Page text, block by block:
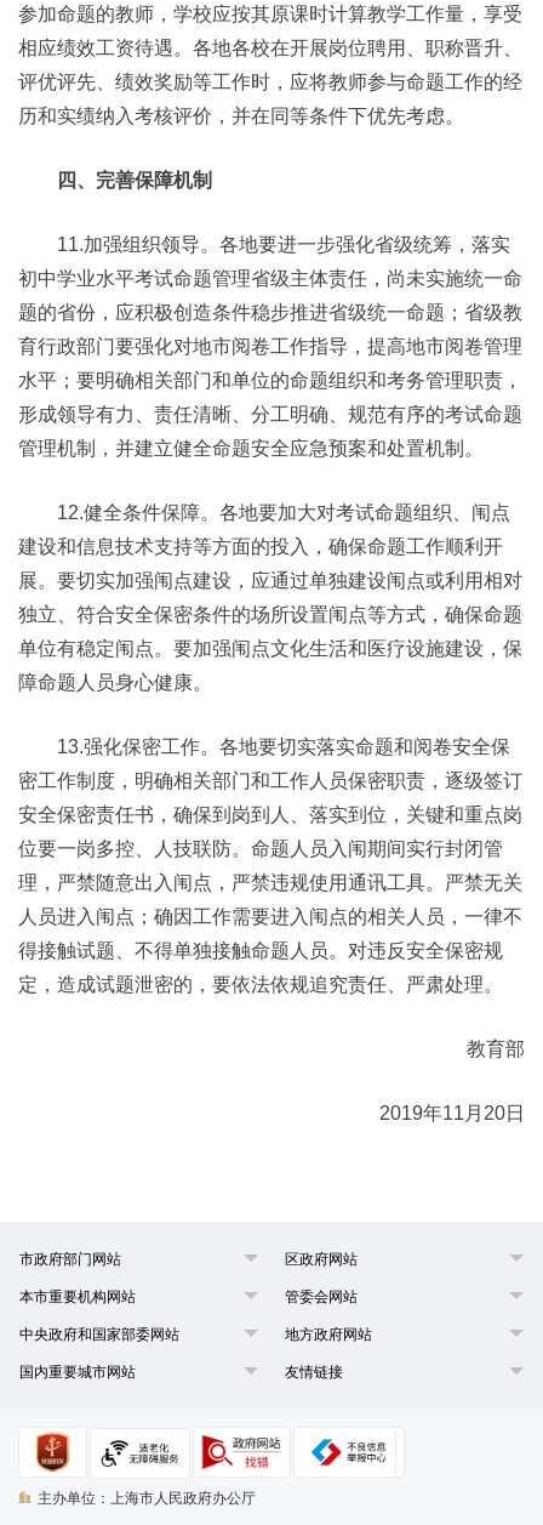
参加命题的教师，学校应按其原课时计算教学工作量，享受
相应绩效工资待遇。各地各校在开展岗位聘用、职称晋升、
评优评先、绩效奖励等工作时，应将教师参与命题工作的经
历和实绩纳入考核评价，并在同等条件下优先考虑。
四、完善保障机制
11.加强组织领导。各地要进一步强化省级统筹，落实
初中学业水平考试命题管理省级主体责任，尚未实施统一命
题的省份，应积极创造条件稳步推进省级统一命题；省级教
育行政部门要强化对地市阅卷工作指导，提高地市阅卷管理
水平；要明确相关部门和单位的命题组织和考务管理职责，
形成领导有力、责任清晰、分工明确、规范有序的考试命题
管理机制，并建立健全命题安全应急预案和处置机制。
12.健全条件保障。各地要加大对考试命题组织、闱点
建设和信息技术支持等方面的投入，确保命题工作顺利开
展。要切实加强闱点建设，应通过单独建设闱点或利用相对
独立、符合安全保密条件的场所设置闱点等方式，确保命题
单位有稳定闱点。要加强闱点文化生活和医疗设施建设，保
障命题人员身心健康。
13.强化保密工作。各地要切实落实命题和阅卷安全保
密工作制度，明确相关部门和工作人员保密职责，逐级签订
安全保密责任书，确保到岗到人、落实到位，关键和重点岗
位要一岗多控、人技联防。命题人员入闱期间实行封闭管
理，严禁随意出入闱点，严禁违规使用通讯工具。严禁无关
人员进入闱点；确因工作需要进入闱点的相关人员，一律不
得接触试题、不得单独接触命题人员。对违反安全保密规
定，造成试题泄密的，要依法依规追究责任、严肃处理。
教育部
2019年11月20日
市政府部门网站 区政府网站
本市重要机构网站 管委会网站
中央政府和国家部委网站 地方政府网站
国内重要城市网站 友情链接
主办单位：上海市人民政府办公厅